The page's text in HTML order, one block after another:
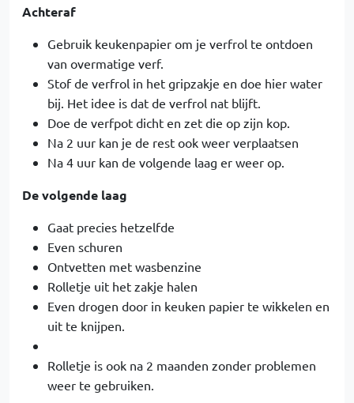
Achteraf
Gebruik keukenpapier om je verfrol te ontdoen
van overmatige verf.
Stof de verfrol in het gripzakje en doe hier water
bij. Het idee is dat de verfrol nat blijft.
Doe de verfpot dicht en zet die op zijn kop.
Na 2 uur kan je de rest ook weer verplaatsen
Na 4 uur kan de volgende laag er weer op.
De volgende laag
Gaat precies hetzelfde
Even schuren
Ontvetten met wasbenzine
Rolletje uit het zakje halen
Even drogen door in keuken papier te wikkelen en
uit te knijpen.
Rolletje is ook na 2 maanden zonder problemen
weer te gebruiken.